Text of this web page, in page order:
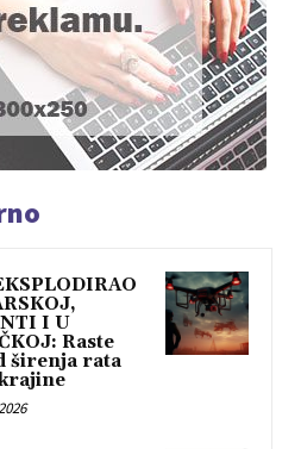
I U
Raste
širenja rata